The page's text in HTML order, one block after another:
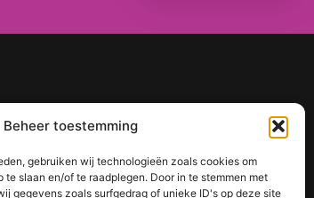
Beheer toestemming
gebruiken wij technologieën zoals cookies om
slaan en/of te raadplegen. Door in te stemmen met
gegevens zoals surfgedrag of unieke ID's op deze site
positie